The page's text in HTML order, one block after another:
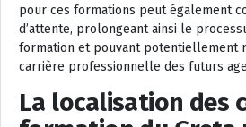
pour ces formations peut également
d’attente, prolongeant ainsi le
formation et pouvant potentiellement
carrière professionnelle des futurs
La localisation des